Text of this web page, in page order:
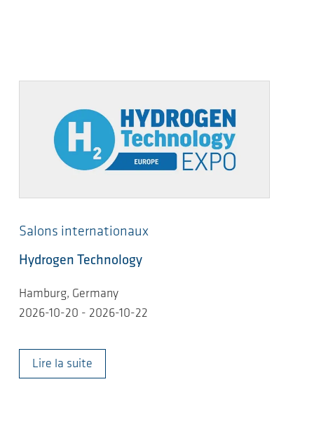
Salons internationaux
Hydrogen Technology
Hamburg, Germany
2026-10-20 - 2026-10-22
Lire la suite